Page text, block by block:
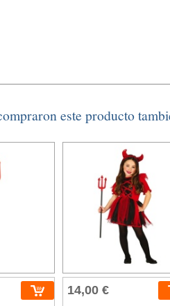
este producto
14,00 €